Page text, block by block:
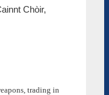
Chòir,
trading in